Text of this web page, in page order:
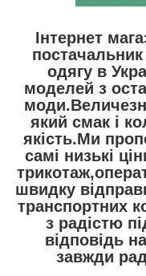
Інтернет
постачальник
одягу в
моделей з
який смак і
якість.Ми
самі низькі
швидку
транспортних
з радістю
відповідь
завжди